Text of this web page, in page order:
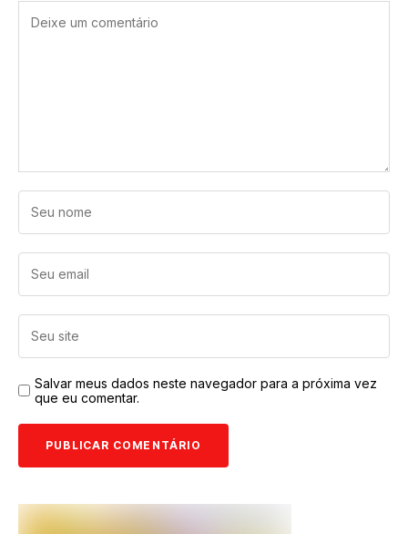
Salvar meus dados neste navegador para a próxima vez
que eu comentar.